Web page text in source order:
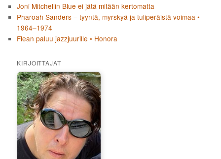
Joni Mitchellin Blue ei jätä mitään kertomatta
Pharoah Sanders – tyyntä, myrskyä ja tuliperäistä voimaa •
1964–1974
Flean paluu jazzjuurille • Honora
KIRJOITTAJAT